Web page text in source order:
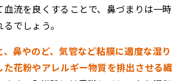
血流を良くすることで、鼻づまりは一時
でしょう。
、鼻やのど、気管など粘膜に適度な湿り
た花粉やアレルギー物質を排出させる繊